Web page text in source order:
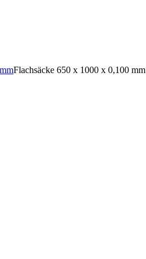
Flachsäcke 650 x 1000 x 0,100 mm